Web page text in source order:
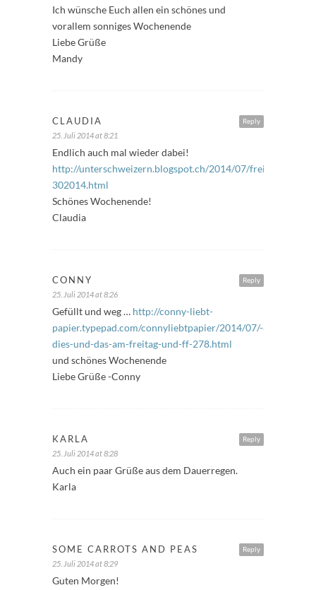
Ich wünsche Euch allen ein schönes und
vorallem sonniges Wochenende
Liebe Grüße
Mandy
Reply
CLAUDIA
25. Juli 2014 at 8:21
Endlich auch mal wieder dabei!
http://unterschweizern.blogspot.ch/2014/07/freitagsfuller-
302014.html
Schönes Wochenende!
Claudia
Reply
CONNY
25. Juli 2014 at 8:26
Gefüllt und weg … http://conny-liebt-
papier.typepad.com/connyliebtpapier/2014/07/-88-
dies-und-das-am-freitag-und-ff-278.html
und schönes Wochenende
Liebe Grüße -Conny
Reply
KARLA
25. Juli 2014 at 8:28
Auch ein paar Grüße aus dem Dauerregen.
Karla
Reply
SOME CARROTS AND PEAS
25. Juli 2014 at 8:29
Guten Morgen!